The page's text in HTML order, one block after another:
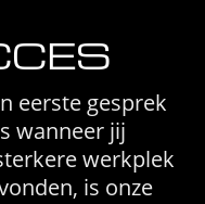
eerste gesprek
wanneer jij
werkplek
is onze